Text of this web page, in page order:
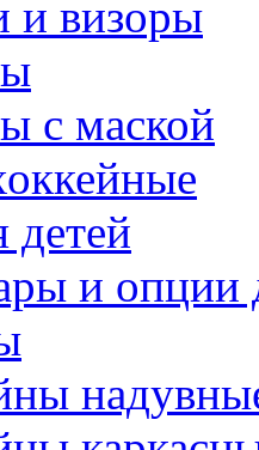
и визоры
с маской
детей
и опции